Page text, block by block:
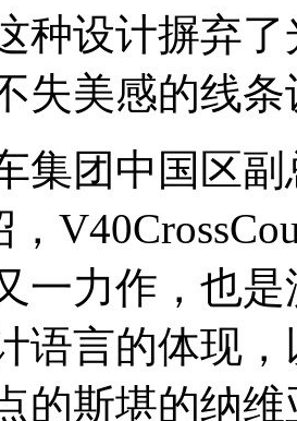
种设计摒弃
失美感的线
集团中国区
一力作，也
语言的体现
的斯堪的纳